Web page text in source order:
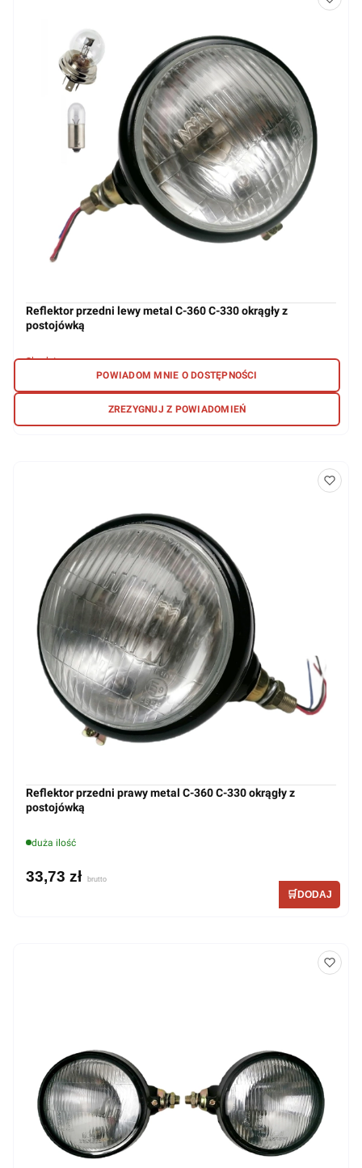
Reflektor przedni lewy metal C-360 C-330 okrągły z
postojówką
brak towaru
33,73 zł
POWIADOM MNIE O DOSTĘPNOŚCI
ZREZYGNUJ Z POWIADOMIEŃ
Reflektor przedni prawy metal C-360 C-330 okrągły z
postojówką
duża ilość
33,73 zł